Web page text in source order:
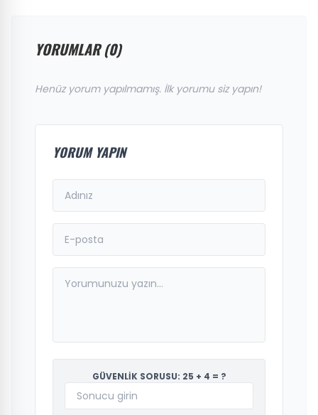
YORUMLAR (0)
Henüz yorum yapılmamış. İlk yorumu siz yapın!
YORUM YAPIN
GÜVENLİK SORUSU: 25 + 4 = ?